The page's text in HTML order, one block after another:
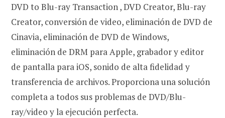
DVD to Blu-ray Transaction , DVD Creator, Blu-ray
Creator, conversión de video, eliminación de DVD de
Cinavia, eliminación de DVD de Windows,
eliminación de DRM para Apple, grabador y editor
de pantalla para iOS, sonido de alta fidelidad y
transferencia de archivos. Proporciona una solución
completa a todos sus problemas de DVD/Blu-
ray/video y la ejecución perfecta.